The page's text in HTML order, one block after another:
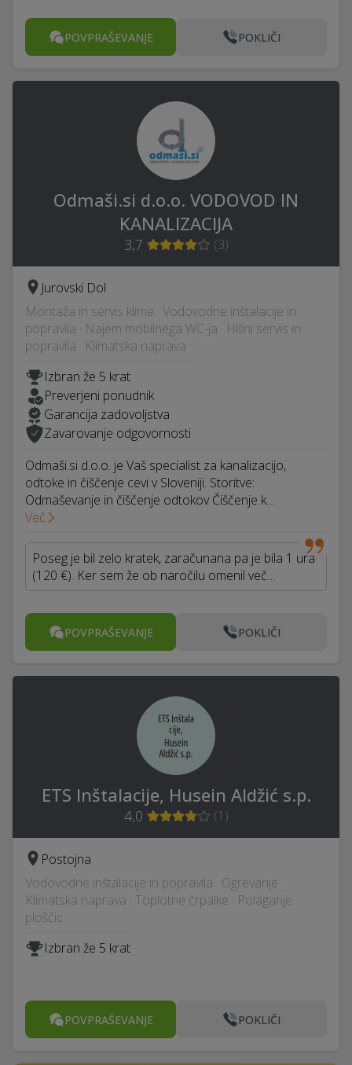
POVPRAŠEVANJE POKLIČI
Odmaši.si d.o.o. VODOVOD IN
KANALIZACIJA
3,7 (3)
Jurovski Dol
Montaža in servis klime · Vodovodne inštalacije in
popravila · Najem mobilnega WC-ja · Hišni servis in
popravila · Klimatska naprava
Izbran že 5 krat
Preverjeni ponudnik
Garancija zadovoljstva
Zavarovanje odgovornosti
Odmaši.si d.o.o. je Vaš specialist za kanalizacijo,
odtoke in čiščenje cevi v Sloveniji. Storitve:
Odmaševanje in čiščenje odtokov Čiščenje k…
Več
Poseg je bil zelo kratek, zaračunana pa je bila 1 ura
(120 €). Ker sem že ob naročilu omenil več…
POVPRAŠEVANJE POKLIČI
ETS Inštalacije, Husein Aldžić s.p.
4,0 (1 )
Postojna
Vodovodne inštalacije in popravila · Ogrevanje ·
Klimatska naprava · Toplotne črpalke · Polaganje
ploščic
Izbran že 5 krat
POVPRAŠEVANJE POKLIČI